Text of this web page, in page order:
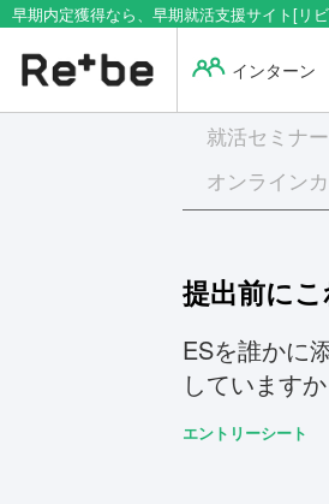
早期内定獲得なら、早期就活支援サイト[リ
インターン
就活セミナー
オンライン
提出前に
ESを誰かに
していますか
エントリーシート